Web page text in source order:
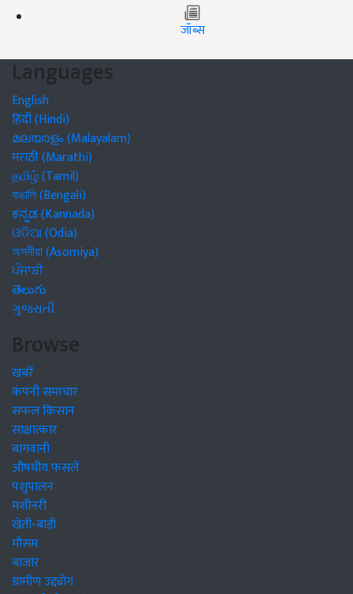
जॉब्स
Languages
English
हिंदी (Hindi)
മലയാളം (Malayalam)
मराठी (Marathi)
தமிழ் (Tamil)
বাঙালি (Bengali)
ಕನ್ನಡ (Kannada)
ଓଡିଆ (Odia)
অসমীয়া (Asomiya)
ਪੰਜਾਬੀ
తెలుగు
ગુજરાતી
Browse
खबरें
कंपनी समाचार
सफल किसान
साक्षात्कार
बागवानी
औषधीय फसलें
पशुपालन
मशीनरी
खेती-बाड़ी
मौसम
बाजार
ग्रामीण उद्द्योग